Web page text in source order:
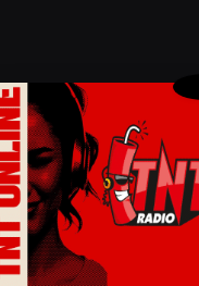
web dizajn i seo optimizacija